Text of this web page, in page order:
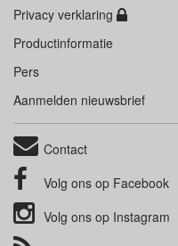
Privacy verklaring
Productinformatie
Pers
Aanmelden nieuwsbrief
Contact
Volg ons op Facebook
Volg ons op Instagram